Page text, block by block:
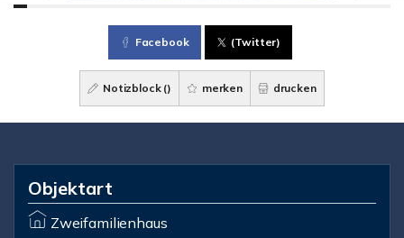
Facebook (Twitter)
Notizblock () merken drucken
Objektart
Zweifamilienhaus